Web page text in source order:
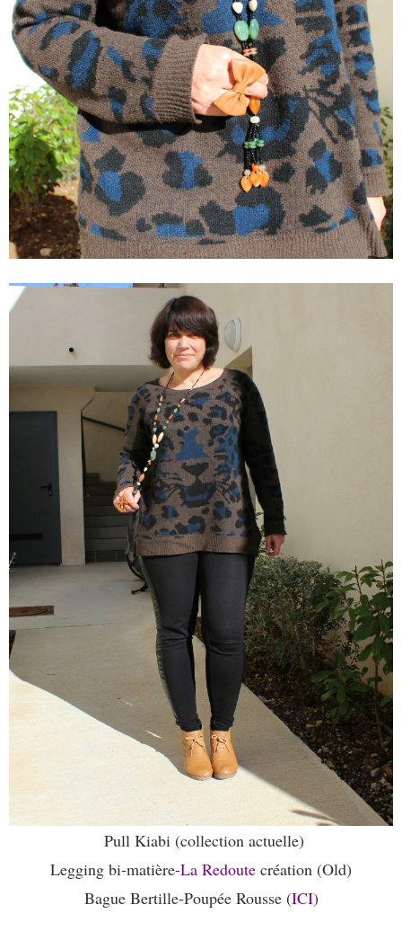
Pull Kiabi (collection actuelle)
Legging bi-matière-La Redoute création (Old)
Bague Bertille-Poupée Rousse (ICI)